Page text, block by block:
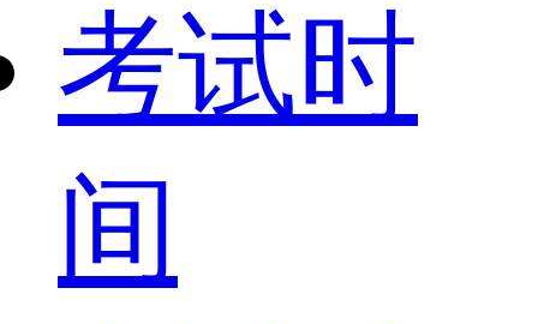
考试时
间